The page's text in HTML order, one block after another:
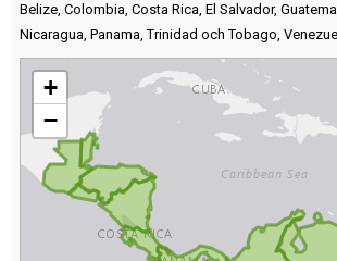
Belize, Colombia, Costa Rica, El Salvador,
Nicaragua, Panama,Trinidad och Tobago,
+
−